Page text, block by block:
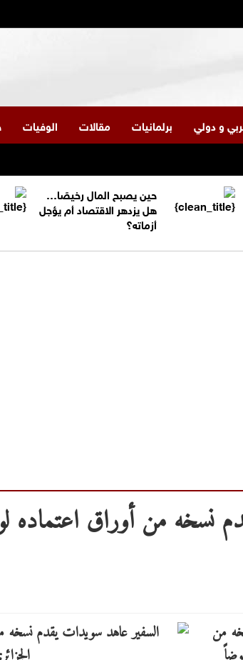
و دولي برلمانيات مقالات الوفيات
حين يصبح المال رخيصًا…
هل يزدهر الاقتصاد أم يؤجل
أزماته؟
نسخه من أوراق اعتماده
من